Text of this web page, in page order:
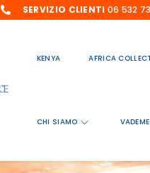
SERVIZIO CLIENTI 06 532
KENYA AFRICA
CHI SIAMO